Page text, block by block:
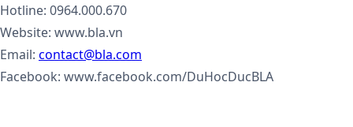
Hotline: 0964.000.670
Website: www.bla.vn
Email: contact@bla.com
Facebook: www.facebook.com/DuHocDucBLA